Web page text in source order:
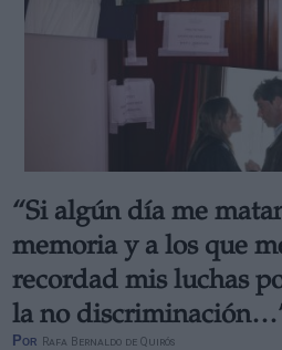
“Si algún día me
memoria y a los que
recordad mis luchas
la no
Por Rafa Bernaldo de Quirós